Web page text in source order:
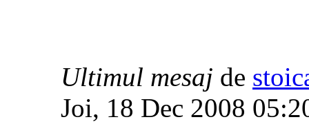
Ultimul mesaj de
Joi, 18 Dec 2008